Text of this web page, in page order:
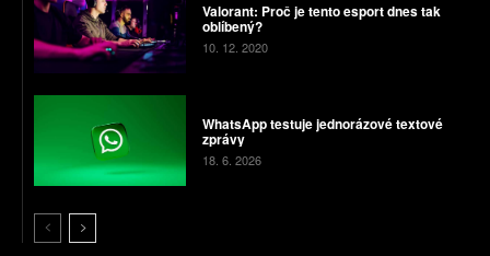
Valorant: Proč je tento esport dnes tak
oblíbený?
10. 12. 2020
WhatsApp testuje jednorázové textové
zprávy
18. 6. 2026